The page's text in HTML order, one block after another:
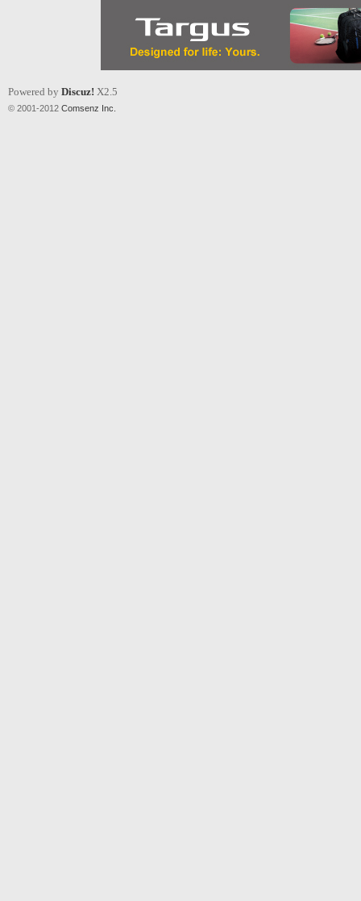
Powered by Discuz! X2.5
© 2001-2012 Comsenz Inc.